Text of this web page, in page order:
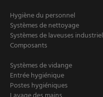
Hygiène du personnel
Systèmes de nettoyage
Systèmes de laveuses industriel
Composants
Systèmes de vidange
Entrée hygiénique
Postes hygiéniques